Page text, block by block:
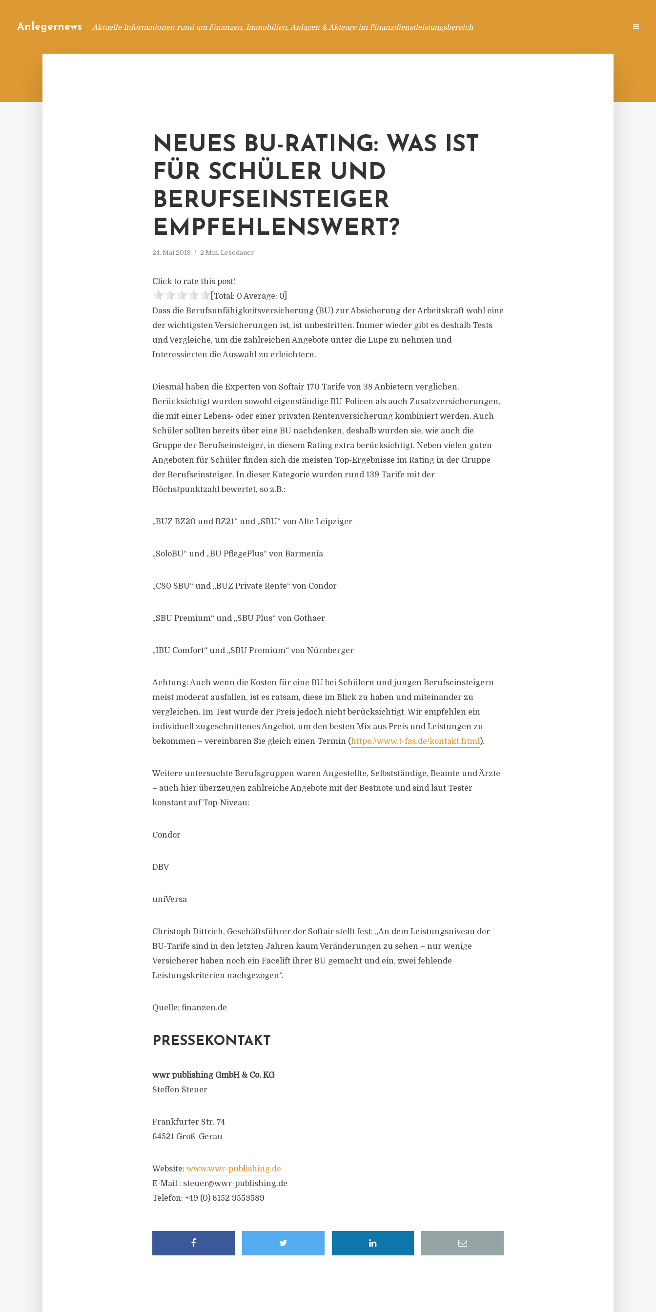
Anlegernews Aktuelle Informationen rund um Finanzen, Immobilien, Anlagen & Akteure im Finanzdienstleistungsbereich
NEUES BU-RATING: WAS IST
FÜR SCHÜLER UND
BERUFSEINSTEIGER
EMPFEHLENSWERT?
24. Mai 2019 2 Min. Lesedauer
Click to rate this post!
[Total: 0 Average: 0
Dass die Berufsunfähigkeitsversicherung (BU) zur Absicherung der Arbeitskraft wohl eine
der wichtigsten Versicherungen ist, ist unbestritten. Immer wieder gibt es deshalb Tests
und Vergleiche, um die zahlreichen Angebote unter die Lupe zu nehmen und
Interessierten die Auswahl zu erleichtern.
Diesmal haben die Experten von Softair 170 Tarife von 38 Anbietern verglichen.
Berücksichtigt wurden sowohl eigenständige BU-Policen als auch Zusatzversicherungen,
die mit einer Lebens- oder einer privaten Rentenversicherung kombiniert werden. Auch
Schüler sollten bereits über eine BU nachdenken, deshalb wurden sie, wie auch die
Gruppe der Berufseinsteiger, in diesem Rating extra berücksichtigt. Neben vielen guten
Angeboten für Schüler finden sich die meisten Top-Ergebnisse im Rating in der Gruppe
der Berufseinsteiger. In dieser Kategorie wurden rund 139 Tarife mit der
Höchstpunktzahl bewertet, so z.B.:
„BUZ BZ20 und BZ21“ und „SBU“ von Alte Leipziger
„SoloBU“ und „BU PflegePlus“ von Barmenia
„C80 SBU“ und „BUZ Private Rente“ von Condor
„SBU Premium“ und „SBU Plus“ von Gothaer
„IBU Comfort“ und „SBU Premium“ von Nürnberger
Achtung: Auch wenn die Kosten für eine BU bei Schülern und jungen Berufseinsteigern
meist moderat ausfallen, ist es ratsam, diese im Blick zu haben und miteinander zu
vergleichen. Im Test wurde der Preis jedoch nicht berücksichtigt. Wir empfehlen ein
individuell zugeschnittenes Angebot, um den besten Mix aus Preis und Leistungen zu
bekommen – vereinbaren Sie gleich einen Termin (https://www.t-fas.de/kontakt.html).
Weitere untersuchte Berufsgruppen waren Angestellte, Selbstständige, Beamte und Ärzte
– auch hier überzeugen zahlreiche Angebote mit der Bestnote und sind laut Tester
konstant auf Top-Niveau:
Condor
DBV
uniVersa
Christoph Dittrich, Geschäftsführer der Softair stellt fest: „An dem Leistungsniveau der
BU-Tarife sind in den letzten Jahren kaum Veränderungen zu sehen – nur wenige
Versicherer haben noch ein Facelift ihrer BU gemacht und ein, zwei fehlende
Leistungskriterien nachgezogen“.
Quelle: finanzen.de
PRESSEKONTAKT
wwr publishing GmbH & Co. KG
Steffen Steuer
Frankfurter Str. 74
64521 Groß-Gerau
Website: www.wwr-publishing.de
E-Mail : steuer@wwr-publishing.de
Telefon: +49 (0) 6152 9553589